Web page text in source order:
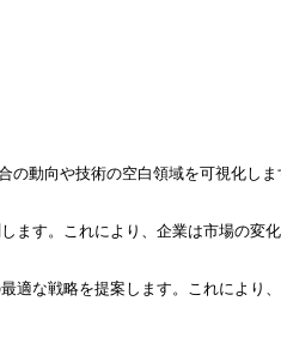
動向や技術の空白領域を可視化し
す。これにより、企業は市場の変
な戦略を提案します。これにより